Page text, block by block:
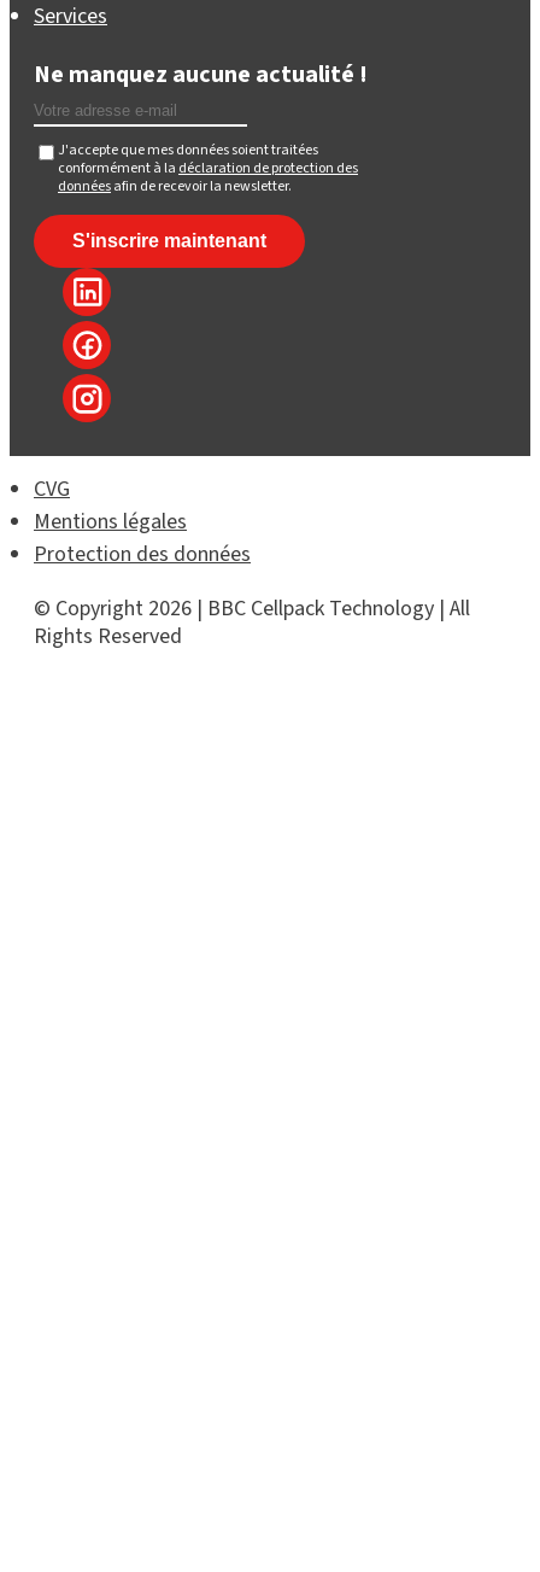
Services
Ne manquez aucune actualité !
J'accepte que mes données soient traitées
conformément à la déclaration de protection des
donnéesafin de recevoir la newsletter.
© Copyright 2026 | BBC Cellpack Technology | All
Rights Reserved
CVG
Mentions légales
Protection des données